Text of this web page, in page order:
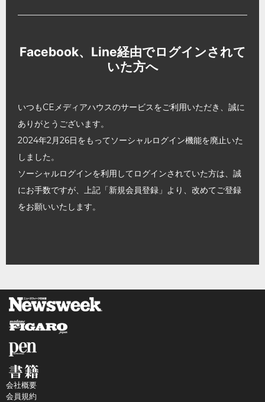
Facebook、Line経由でログインされて
いた方へ
いつもCEメディアハウスのサービスをご利用いただき、誠に
ありがとうございます。
2024年2月26日をもってソーシャルログイン機能を廃止いた
しました。
ソーシャルログインを利用してログインされていた方は、誠
にお手数ですが、上記「新規会員登録」より、改めてご登録
をお願いいたします。
会社概要
会員規約